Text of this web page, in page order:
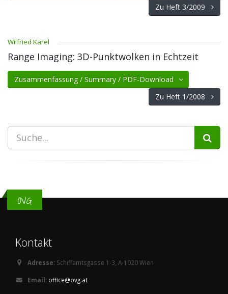
Zu Heft 3/2009
Wilfried Karel
Range Imaging: 3D-Punktwolken in Echtzeit
Zusammenfassung / Summary / PDF-Download
Zu Heft 1/2008
OVG
Kontakt
Adresse: Schiffamtsgasse 1-3, A-1020 Wien
Email: office@ovg.at